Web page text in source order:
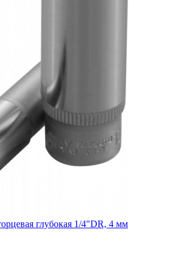
глубокая 1/4"DR, 4 мм